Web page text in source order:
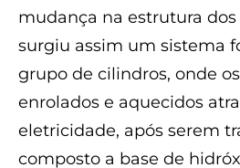
mudança na estrutura dos
surgiu assim um sistema
grupo de cilindros, onde
enrolados e aquecidos
eletricidade, após serem
composto a base de